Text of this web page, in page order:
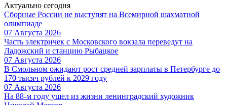
Актуально сегодня
Сборные России не выступят на Всемирной шахматной
олимпиаде
07 Августа 2026
Часть электричек с Московского вокзала переведут на
Ладожский и станцию Рыбацкое
07 Августа 2026
В Смольном ожидают рост средней зарплаты в Петербурге до
170 тысяч рублей к 2029 году
07 Августа 2026
На 88-м году ушел из жизни ленинградский художник